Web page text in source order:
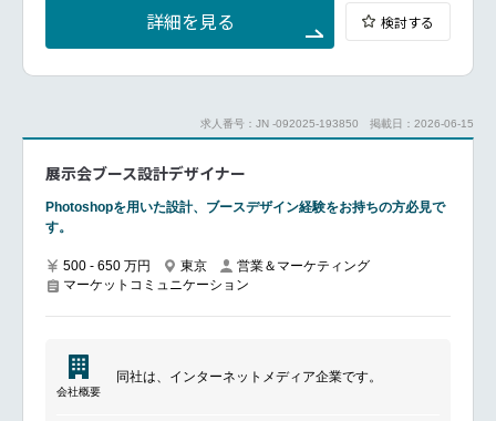
ーケティング活動を企画から実行までお任せします。
このポジションは、多くの顧客にとって製品・ソリュ
ーション・サービスに関する情報への「最初の接点」
高めるとともに需要を創出し、ビジネスにおける成果
また、カタログ・販促ツール、顧客事例、ケーススタ
ツも制作します。
ル広告、eDM／SMAプログラム、ソーシャルメディア
などのマーケティブ施策の企画・実行・効果測定
パクトを最大化する
詳細を見る 検討する
求人番号：JN -092025-193850 掲載日：2026-06-15
展示会ブース設計デザイナー
Photoshopを用いた設計、ブースデザイン経験をお持ちの方必見で
す。
500 - 650 万円 東京
営業＆マーケティング
マーケットコミュニケーション
会社概要
同社は、インターネットメディア企業です。